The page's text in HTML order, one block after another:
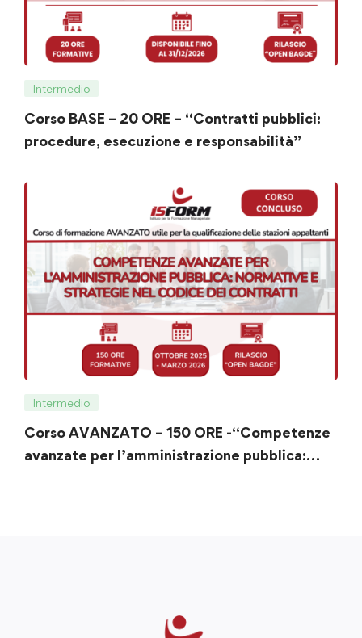
Intermedio
Corso BASE – 20 ORE – “Contratti pubblici:
procedure, esecuzione e responsabilità”
Intermedio
Corso AVANZATO – 150 ORE -“Competenze
avanzate per l’amministrazione pubblica: